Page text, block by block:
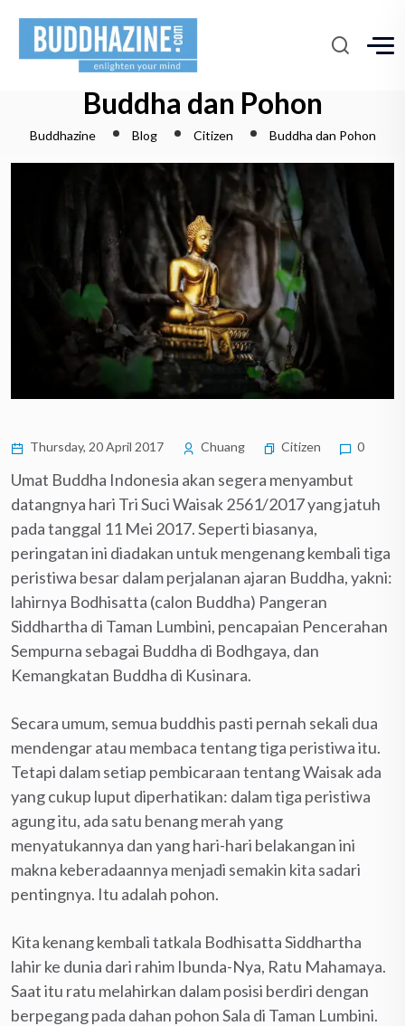
Buddha dan Pohon
Buddhazine Blog Citizen Buddha dan Pohon
Thursday, 20 April 2017 Chuang Citizen 0
Umat Buddha Indonesia akan segera menyambut
datangnya hari Tri Suci Waisak 2561/2017 yang jatuh
pada tanggal 11 Mei 2017. Seperti biasanya,
peringatan ini diadakan untuk mengenang kembali tiga
peristiwa besar dalam perjalanan ajaran Buddha, yakni:
lahirnya Bodhisatta (calon Buddha) Pangeran
Siddhartha di Taman Lumbini, pencapaian Pencerahan
Sempurna sebagai Buddha di Bodhgaya, dan
Kemangkatan Buddha di Kusinara.
Secara umum, semua buddhis pasti pernah sekali dua
mendengar atau membaca tentang tiga peristiwa itu.
Tetapi dalam setiap pembicaraan tentang Waisak ada
yang cukup luput diperhatikan: dalam tiga peristiwa
agung itu, ada satu benang merah yang
menyatukannya dan yang hari-hari belakangan ini
makna keberadaannya menjadi semakin kita sadari
pentingnya. Itu adalah pohon.
Kita kenang kembali tatkala Bodhisatta Siddhartha
lahir ke dunia dari rahim Ibunda-Nya, Ratu Mahamaya.
Saat itu ratu melahirkan dalam posisi berdiri dengan
berpegang pada dahan pohon Sala di Taman Lumbini.